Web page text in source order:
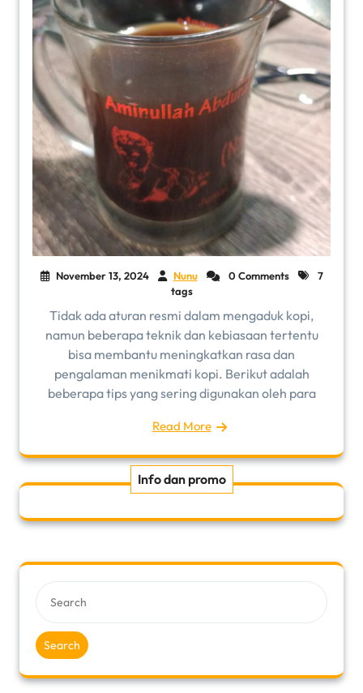
November 13, 2024 Nunu 0 Comments
7
tags
Tidak ada aturan resmi dalam mengaduk kopi,
namun beberapa teknik dan kebiasaan tertentu
bisa membantu meningkatkan rasa dan
pengalaman menikmati kopi. Berikut adalah
beberapa tips yang sering digunakan oleh para
Read More
Info dan promo
Search